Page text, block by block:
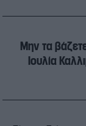
Μην τα
Ιουλία